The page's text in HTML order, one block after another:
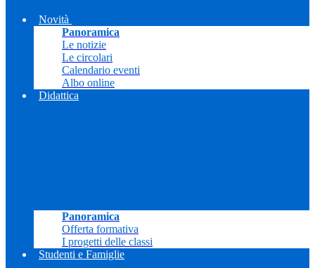
Novità
Panoramica
Le notizie
Le circolari
Calendario eventi
Albo online
Didattica
Panoramica
Offerta formativa
I progetti delle classi
Studenti e Famiglie